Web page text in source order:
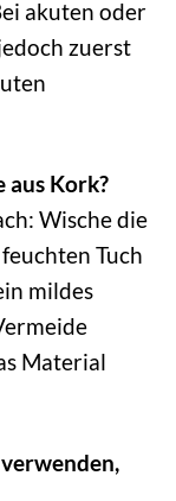
akuten oder
zuerst
aus Kork?
Wische die
Tuch
mildes
Material